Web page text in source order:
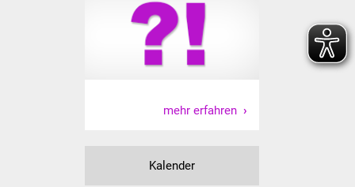
NETZMonitor
Gesundheit und Notfall
Hitzewarnung / UV-
mehr erfahren
Kalender